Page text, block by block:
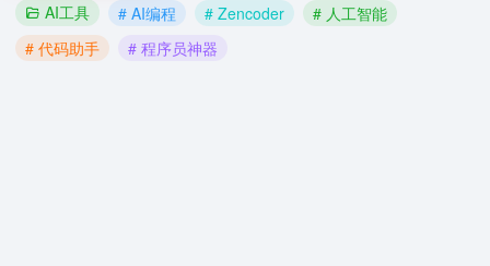
AI工具 # AI编程 # Zencoder
# 人工智能
# 代码助手
# 程序员神器